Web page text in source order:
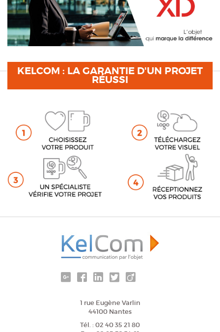
KELCOM : LA GARANTIE D'UN PROJET
RÉUSSI
1 rue Eugène Varlin
44100 Nantes
Tél. : 02 40 35 21 80